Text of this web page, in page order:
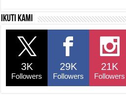
c
e
b
o
o
k
s
p
a
y
Li
n
k
Ikuti kami
3K
Followers
29K
Followers
21K
Followers